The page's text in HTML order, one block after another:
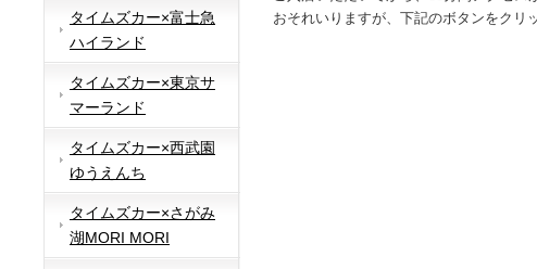
タイムズカー×富士急
ハイランド
タイムズカー×東京サ
マーランド
タイムズカー×西武園
ゆうえんち
タイムズカー×さがみ
湖MORI MORI
おそれいりますが、下記のボタンをクリ